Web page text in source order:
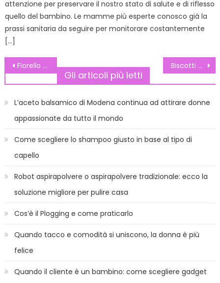
attenzione per preservare il nostro stato di salute e di riflesso
quello del bambino. Le mamme più esperte conosco già la
prassi sanitaria da seguire per monitorare costantemente
[…]
Navigazione
articoli
Fiorello da record Biscotti di Natale: omini di pan di zenzero
Gli articoli più letti
L’aceto balsamico di Modena continua ad attirare donne
appassionate da tutto il mondo
Come scegliere lo shampoo giusto in base al tipo di
capello
Robot aspirapolvere o aspirapolvere tradizionale: ecco la
soluzione migliore per pulire casa
Cos’è il Plogging e come praticarlo
Quando tacco e comodità si uniscono, la donna è più
felice
Quando il cliente è un bambino: come scegliere gadget